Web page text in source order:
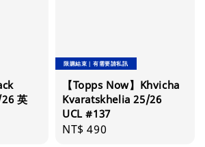
英
限購結束｜有需要請私訊
【Topps Now】Khvicha
Kvaratskhelia 25/26
UCL #137
Regular
NT$ 490